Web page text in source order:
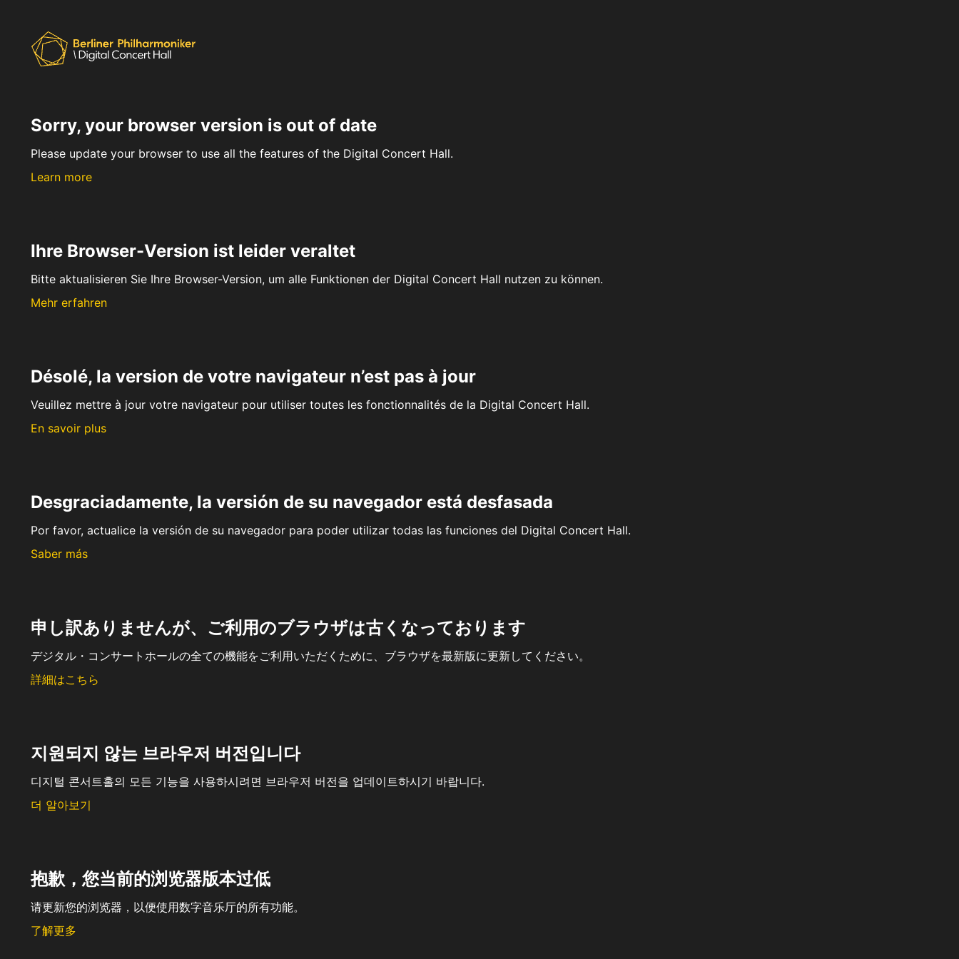
Sorry, your browser version is out of date
Please update your browser to use all the features of the Digital Concert Hall.
Learn more
Ihre Browser-Version ist leider veraltet
Bitte aktualisieren Sie Ihre Browser-Version, um alle Funktionen der Digital Concert Hall nutzen zu können.
Mehr erfahren
Désolé, la version de votre navigateur n’est pas à jour
Veuillez mettre à jour votre navigateur pour utiliser toutes les fonctionnalités de la Digital Concert Hall.
En savoir plus
Desgraciadamente, la versión de su navegador está desfasada
Por favor, actualice la versión de su navegador para poder utilizar todas las funciones del Digital Concert Hall.
Saber más
申し訳ありませんが、ご利用のブラウザは古くなっております
デジタル・コンサートホールの全ての機能をご利用いただくために、ブラウザを最新版に更新してください。
詳細はこちら
지원되지 않는 브라우저 버전입니다
디지털 콘서트홀의 모든 기능을 사용하시려면 브라우저 버전을 업데이트하시기 바랍니다.
더 알아보기
抱歉，您当前的浏览器版本过低
请更新您的浏览器，以便使用数字音乐厅的所有功能。
了解更多